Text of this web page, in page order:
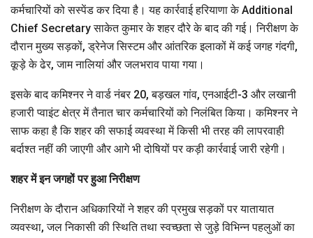
कर्मचारियों को सस्पेंड कर दिया है। यह कार्रवाई हरियाणा के Additional
Chief Secretary साकेत कुमार के शहर दौरे के बाद की गई। निरीक्षण के
दौरान मुख्य सड़कों, ड्रेनेज सिस्टम और आंतरिक इलाकों में कई जगह गंदगी,
कूड़े के ढेर, जाम नालियां और जलभराव पाया गया।
इसके बाद कमिश्नर ने वार्ड नंबर 20, बड़खल गांव, एनआईटी-3 और लखानी
हजारी प्वाइंट क्षेत्र में तैनात चार कर्मचारियों को निलंबित किया। कमिश्नर ने
साफ कहा है कि शहर की सफाई व्यवस्था में किसी भी तरह की लापरवाही
बर्दाश्त नहीं की जाएगी और आगे भी दोषियों पर कड़ी कार्रवाई जारी रहेगी।
शहर में इन जगहों पर हुआ निरीक्षण
निरीक्षण के दौरान अधिकारियों ने शहर की प्रमुख सड़कों पर यातायात
व्यवस्था, जल निकासी की स्थिति तथा स्वच्छता से जुड़े विभिन्न पहलुओं का